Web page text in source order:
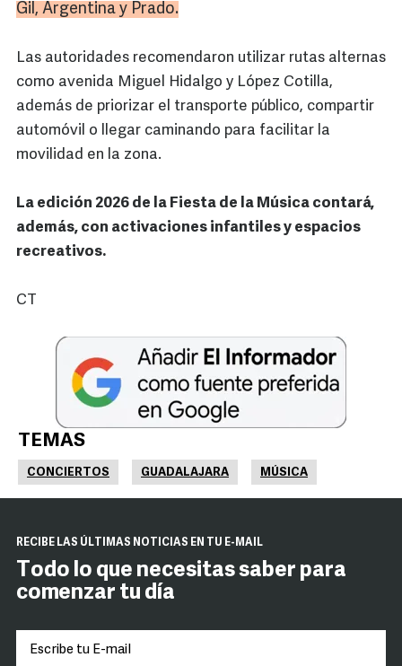
Gil, Argentina y Prado.
Las autoridades recomendaron utilizar rutas alternas
como avenida Miguel Hidalgo y López Cotilla,
además de priorizar el transporte público, compartir
automóvil o llegar caminando para facilitar la
movilidad en la zona.
La edición 2026 de la Fiesta de la Música contará,
además, con activaciones infantiles y espacios
recreativos.
CT
TEMAS
CONCIERTOS GUADALAJARA MÚSICA
RECIBE LAS ÚLTIMAS NOTICIAS EN TU E-MAIL
Todo lo que necesitas saber para
comenzar tu día